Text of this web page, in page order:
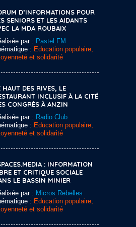
D’INFORMATIONS POUR
SENIORS ET LES AIDANTS
LA MDA ROUBAIX
par : Pastel FM
: Education populaire,
et solidarité
HAUT DES RIVES, LE
INCLUSIF À LA CITÉ
CONGRÈS À ANZIN
par : Radio Club
: Education populaire,
et solidarité
: INFORMATION
ET CRITIQUE SOCIALE
LE BASSIN MINIER
par : Micros Rebelles
: Education populaire,
et solidarité